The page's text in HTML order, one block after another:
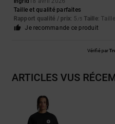
Taille et qualité parfaites
Rapport qualité / prix: 5 /5 Taille:
Je recommande ce produit
Vérifié par
ARTICLES VUS